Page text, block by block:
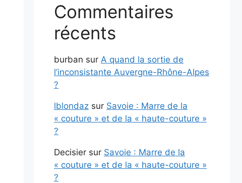
Commentaires
récents
burban sur A quand la sortie de
l’inconsistante Auvergne-Rhône-Alpes
?
lblondaz sur Savoie : Marre de la
« couture » et de la « haute-couture »
?
Decisier sur Savoie : Marre de la
« couture » et de la « haute-couture »
?